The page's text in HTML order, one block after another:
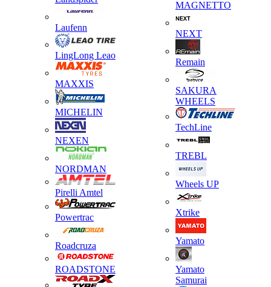
Laufenn
LingLong Leao
MAXXIS
MICHELIN
NEXEN
NORDMAN
Pirelli Amtel
Powertrac
Roadcruza
ROADSTONE
MAGNETTO
NEXT
Remain
SAKURA
WHEELS
TechLine
TREBL
Wheels UP
Xtrike
Yamato
Yamato
Samurai